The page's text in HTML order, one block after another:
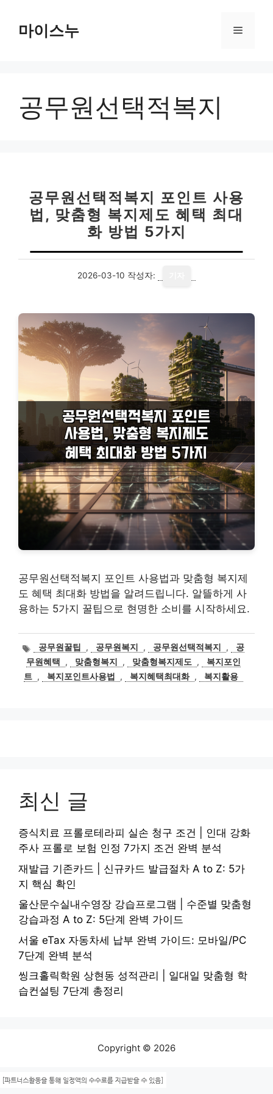
마이스누 메
공무원선택적복지
공무원선택적복지 포인트 사용
법, 맞춤형 복지제도 혜택 최대
화 방법 5가지
2026-03-10 작성자:
공무원선택적복지 포인트 사용법과 맞춤형 복지제
도 혜택 최대화 방법을 알려드립니다. 알뜰하게 사
용하는 5가지 꿀팁으로 현명한 소비를 시작하세요.
태
그
공무원꿀팁 , 공무원복지 , 공무원선택적복지 ,
공
무원혜택
, 맞춤형복지 , 맞춤형복지제도 ,
복지포인
트 , 복지포인트사용법 , 복지혜택최대화 , 복지활용
최신 글
증식치료 프롤로테라피 실손 청구 조건 | 인대 강화
주사 프롤로 보험 인정 7가지 조건 완벽 분석
재발급 기존카드 | 신규카드 발급절차 A to Z: 5가
지 핵심 확인
울산문수실내수영장 강습프로그램 | 수준별 맞춤형
강습과정 A to Z: 5단계 완벽 가이드
서울 eTax 자동차세 납부 완벽 가이드: 모바일/PC
7단계 완벽 분석
씽크홀릭학원 상현동 성적관리 | 일대일 맞춤형 학
습컨설팅 7단계 총정리
Copyright © 2026